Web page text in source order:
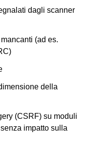
dagli scanner
(ad es.
della
(CSRF) su moduli
impatto sulla